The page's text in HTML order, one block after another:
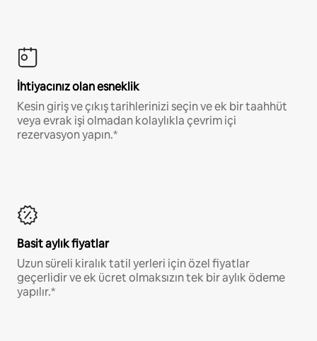
İhtiyacınız olan esneklik
Kesin giriş ve çıkış tarihlerinizi seçin ve ek bir taahhüt
veya evrak işi olmadan kolaylıkla çevrim içi
rezervasyon yapın.*
Basit aylık fiyatlar
Uzun süreli kiralık tatil yerleri için özel fiyatlar
geçerlidir ve ek ücret olmaksızın tek bir aylık ödeme
yapılır.*